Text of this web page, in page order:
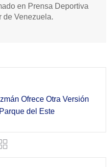
en Prensa Deportiva
de Venezuela.
Ofrece Otra Versión
del Este